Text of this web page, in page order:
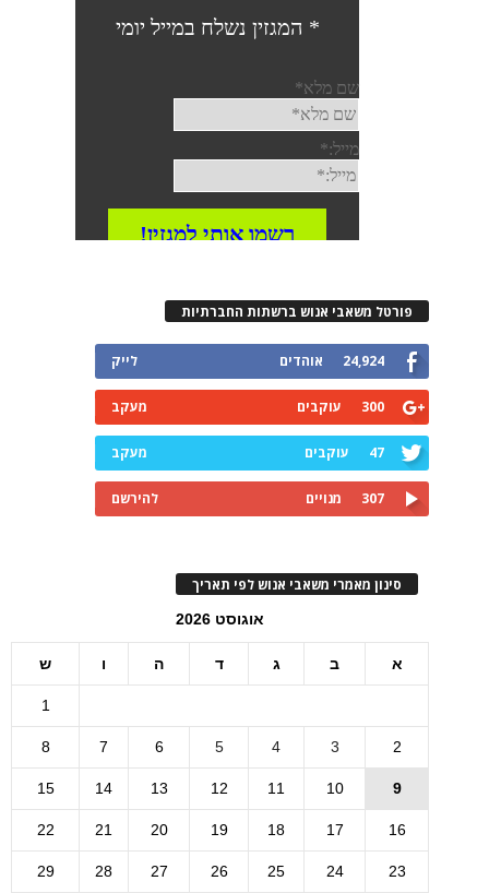
פורטל משאבי אנוש ברשתות החברתיות
24,924 אוהדים לייק
300 עוקבים מעקב
47 עוקבים מעקב
307 מנויים להירשם
סינון מאמרי משאבי אנוש לפי תאריך
אוגוסט 2026
א ב ג ד ה ו ש
1
2
3
4
5
6
7
8
9
10
11
12
13
14
15
16
17
18
19
20
21
22
23
24
25
26
27
28
29